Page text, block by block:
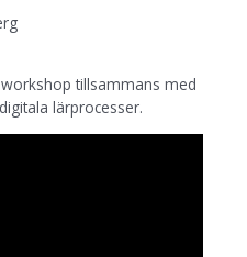
tillsammans med
lärprocesser.